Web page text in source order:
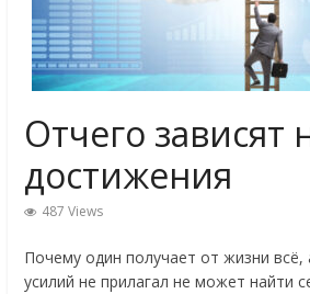
Отчего зависят
достижения
487 Views
Почему один получает от жизни всё,
усилий не прилагал не может найти